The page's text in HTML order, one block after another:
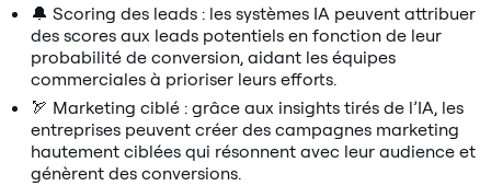
🔔 Scoring des leads : les systèmes IA peuvent attribuer
des scores aux leads potentiels en fonction de leur
probabilité de conversion, aidant les équipes
commerciales à prioriser leurs efforts.
🏹 Marketing ciblé : grâce aux insights tirés de l’IA, les
entreprises peuvent créer des campagnes marketing
hautement ciblées qui résonnent avec leur audience et
génèrent des conversions.